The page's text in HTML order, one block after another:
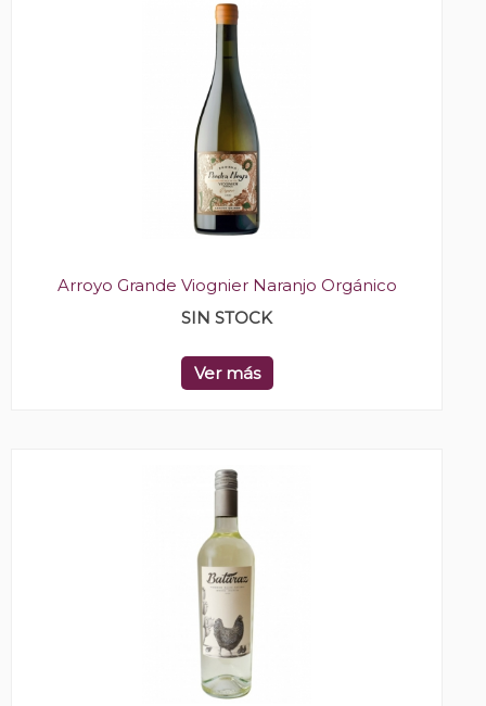
Arroyo Grande Viognier Naranjo Orgánico
SIN STOCK
Ver más